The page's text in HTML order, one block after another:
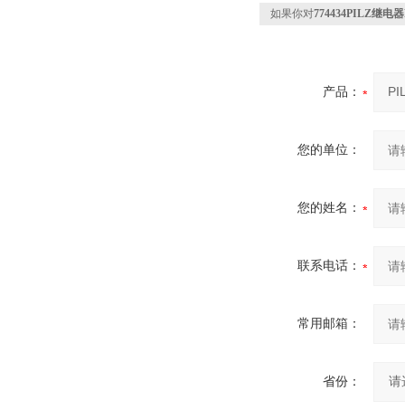
如果你对774434PILZ继电
产品：
您的单位：
您的姓名：
联系电话：
常用邮箱：
省份：